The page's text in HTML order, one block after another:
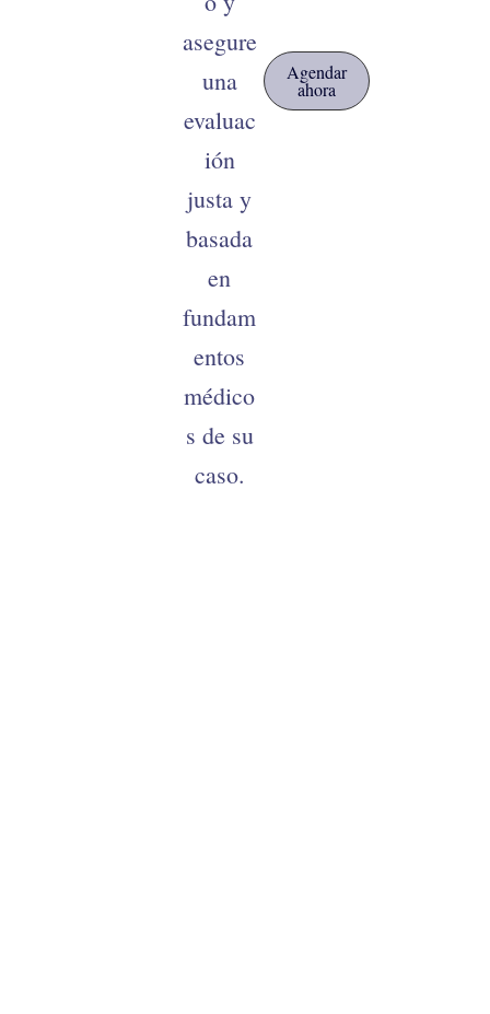
asegure
una
evaluac
ión
justa y
basada
en
fundam
entos
médico
s de su
caso.
Agendar
ahora